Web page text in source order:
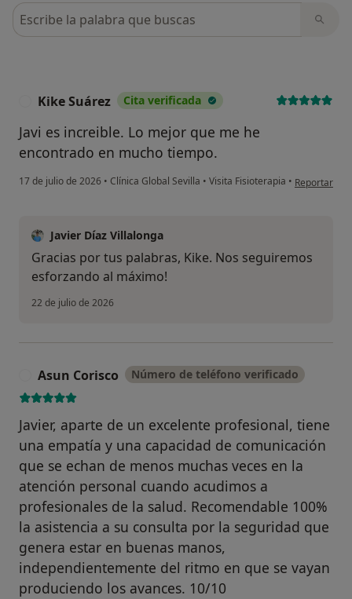
Busca en opiniones
Kike Suárez Cita verificada
Javi es increible. Lo mejor que me he
encontrado en mucho tiempo.
17 de julio de 2026 • Clínica Global Sevilla • Visita Fisioterapia • en opinión
Reportar
Javier Díaz Villalonga
Gracias por tus palabras, Kike. Nos seguiremos
esforzando al máximo!
22 de julio de 2026
Asun Corisco Número de teléfono verificado
Javier, aparte de un excelente profesional, tiene
una empatía y una capacidad de comunicación
que se echan de menos muchas veces en la
atención personal cuando acudimos a
profesionales de la salud. Recomendable 100%
la asistencia a su consulta por la seguridad que
genera estar en buenas manos,
independientemente del ritmo en que se vayan
produciendo los avances. 10/10